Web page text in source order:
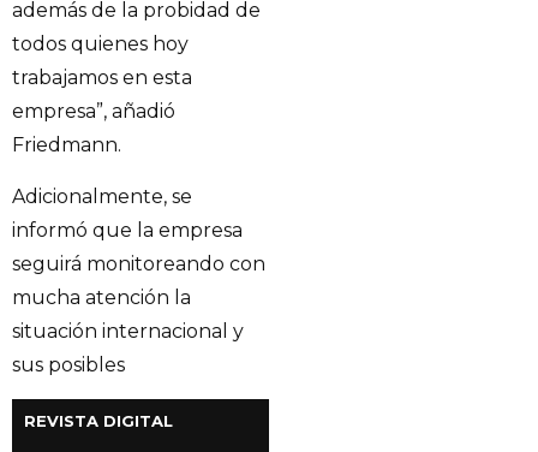
además de la probidad de
todos quienes hoy
trabajamos en esta
empresa”, añadió
Friedmann.
Adicionalmente, se
informó que la empresa
seguirá monitoreando con
mucha atención la
situación internacional y
sus posibles
REVISTA DIGITAL